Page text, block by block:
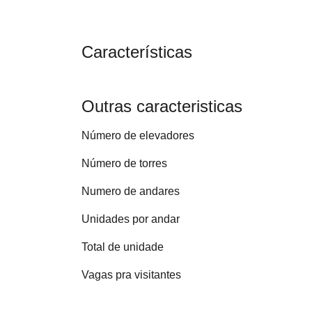
Características
Outras caracteristicas
Número de elevadores
Número de torres
Numero de andares
Unidades por andar
Total de unidade
Vagas pra visitantes